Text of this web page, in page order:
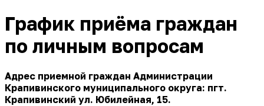
График приёма граждан
по личным вопросам
Адрес приемной граждан Администрации
Крапивинского муниципального округа: пгт.
Крапивинский ул. Юбилейная, 15.